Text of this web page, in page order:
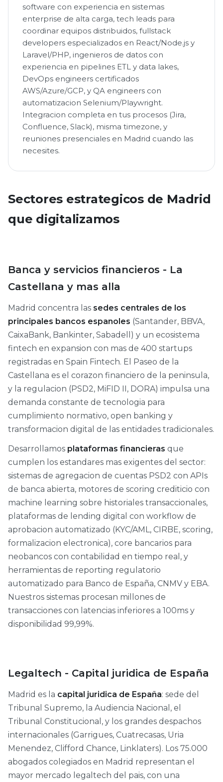
software con experiencia en sistemas
enterprise de alta carga, tech leads para
coordinar equipos distribuidos, fullstack
developers especializados en React/Node.js y
Laravel/PHP, ingenieros de datos con
experiencia en pipelines ETL y data lakes,
DevOps engineers certificados
AWS/Azure/GCP, y QA engineers con
automatizacion Selenium/Playwright.
Integracion completa en tus procesos (Jira,
Confluence, Slack), misma timezone, y
reuniones presenciales en Madrid cuando las
necesites.
Sectores estrategicos de Madrid
que digitalizamos
Banca y servicios financieros - La
Castellana y mas alla
Madrid concentra las sedes centrales de los
principales bancos espanoles (Santander, BBVA,
CaixaBank, Bankinter, Sabadell) y un ecosistema
fintech en expansion con mas de 400 startups
registradas en Spain Fintech. El Paseo de la
Castellana es el corazon financiero de la peninsula,
y la regulacion (PSD2, MiFID II, DORA) impulsa una
demanda constante de tecnologia para
cumplimiento normativo, open banking y
transformacion digital de las entidades tradicionales.
Desarrollamos plataformas financieras que
cumplen los estandares mas exigentes del sector:
sistemas de agregacion de cuentas PSD2 con APIs
de banca abierta, motores de scoring crediticio con
machine learning sobre historiales transaccionales,
plataformas de lending digital con workflow de
aprobacion automatizado (KYC/AML, CIRBE, scoring,
formalizacion electronica), core bancarios para
neobancos con contabilidad en tiempo real, y
herramientas de reporting regulatorio
automatizado para Banco de España, CNMV y EBA.
Nuestros sistemas procesan millones de
transacciones con latencias inferiores a 100ms y
disponibilidad 99,99%.
Legaltech - Capital juridica de España
Madrid es la capital juridica de España: sede del
Tribunal Supremo, la Audiencia Nacional, el
Tribunal Constitucional, y los grandes despachos
internacionales (Garrigues, Cuatrecasas, Uria
Menendez, Clifford Chance, Linklaters). Los 75.000
abogados colegiados en Madrid representan el
mayor mercado legaltech del pais, con una